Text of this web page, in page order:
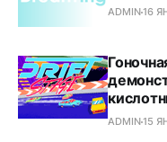
ADMIN16
ADMIN15